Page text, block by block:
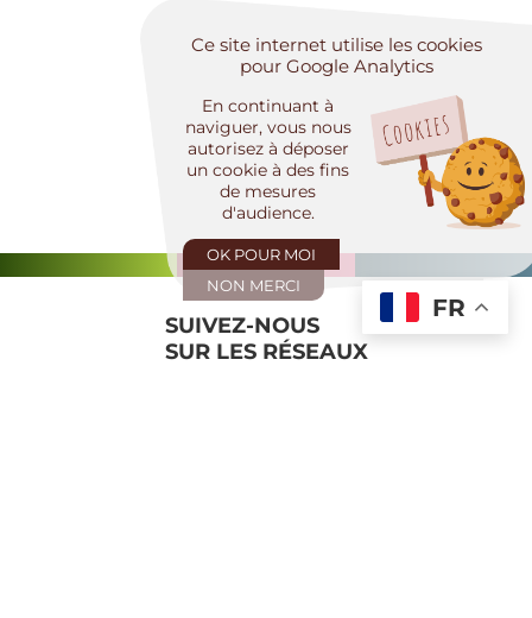
Ce site internet utilise les cookies
pour Google Analytics
En continuant à
naviguer, vous nous
autorisez à déposer
un cookie à des fins
de mesures
d'audience.
OK POUR MOI
NON MERCI
SUIVEZ-NOUS
SUR LES RÉSEAUX
FR